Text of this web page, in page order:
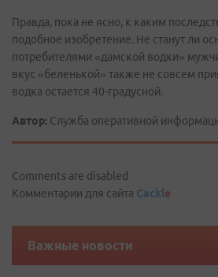
Правда, пока не ясно, к каким
подобное изобретение. Не станут ли
потребителями «дамской водки»
вкус «беленькой» также не совсем
водка остается 40-градусной.
Автор: Служба оперативной
Comments are disabled
Комментарии для сайта Cackle
Важные новости